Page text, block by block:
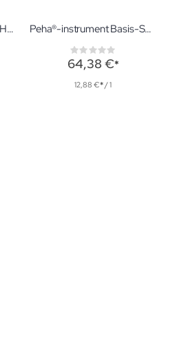
ASEPTODERM® gefärbt Hautdesinfektion 1 l Peha®-instrument Basis-Set fine
Rating:
0%
64,38 €
12,88 € / 1